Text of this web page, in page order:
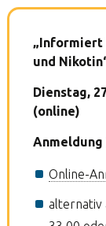
„Informiert
und
Dienstag,
(online)
Anmeldung
Online-
alternativ